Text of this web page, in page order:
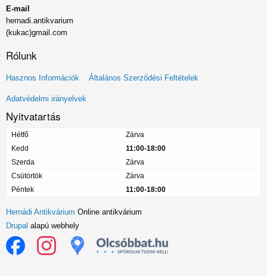
E-mail
hernadi.antikvarium
(kukac)gmail.com
Rólunk
Lábléc
menü
Hasznos Információk Általános Szerződési Feltételek
Adatvédelmi irányelvek
Nyitvatartás
Hétfő
Zárva
Kedd
11:00-18:00
Szerda
Zárva
Csütörtök
Zárva
Péntek
11:00-18:00
Hernádi Antikvárium Online antikvárium
Drupal alapú webhely